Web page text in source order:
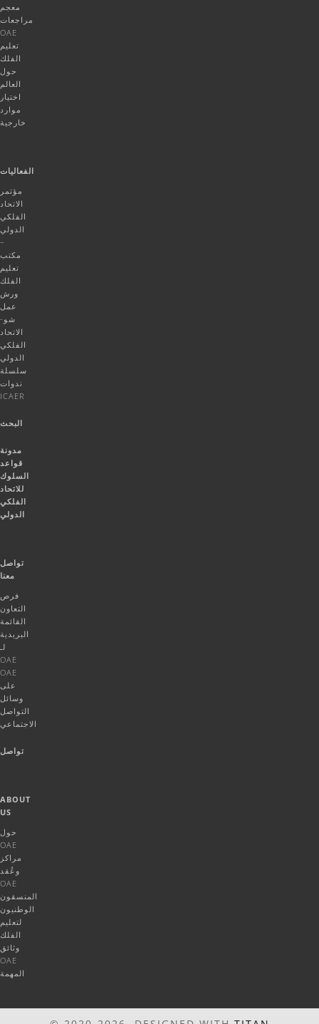
معجم
مراجعات
OAE
تعليم
الفلك
حول
العالم
اختيار
موارد
خارجية
الفعاليات
مؤتمر
الاتحاد
الفلكي
الدولي
–
مكتب
تعليم
الفلك
ورش
عمل
شو-
الاتحاد
الفلكي
الدولي
سلسلة
ندوات
ICAER
البحث
مدونة
قواعد
السلوك
للاتحاد
الفلكي
الدولي
تواصل
معنا
فرص
التعاون
القائمة
البريدية
لـ
OAE
OAE
على
وسائل
التواصل
الاجتماعي
تواصل
ABOUT
US
حول
OAE
مراكز
وعُقد
OAE
المنسقون
الوطنيون
لتعليم
الفلك
وثائق
OAE
المهمة